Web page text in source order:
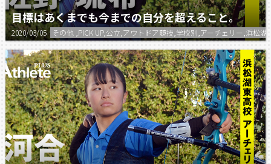
目標はあくまでも今までの自分を超えること。
2020/03/05 その他 ,PICK UP,公立,アウトドア競技,学校別,アーチェリー,浜松湖